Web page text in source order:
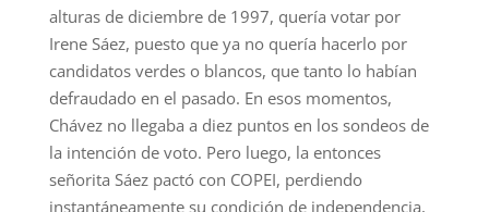
alturas de diciembre de 1997, quería votar por
Irene Sáez, puesto que ya no quería hacerlo por
candidatos verdes o blancos, que tanto lo habían
defraudado en el pasado. En esos momentos,
Chávez no llegaba a diez puntos en los sondeos de
la intención de voto. Pero luego, la entonces
señorita Sáez pactó con COPEI, perdiendo
instantáneamente su condición de independencia,